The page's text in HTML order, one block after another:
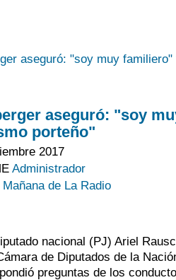
aseguró: "soy
porteño"
2017
Administrador
Mañana de La Radio
nacional (PJ) Ariel
de Diputados de la
preguntas de los